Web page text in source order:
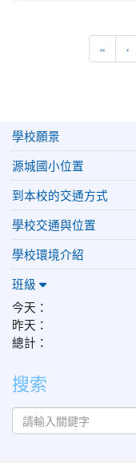
« 第一頁
‹
學校願景
源城國小位置
到本校的交通方式
學校交通與位置
學校環境介紹
班級
今天：
昨天：
總計：
搜索